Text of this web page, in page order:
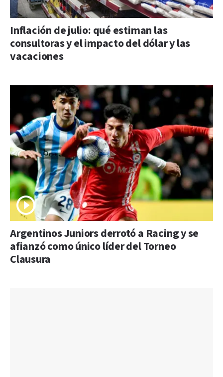
Inflación de julio: qué estiman las
consultoras y el impacto del dólar y las
vacaciones
Argentinos Juniors derrotó a Racing y se
afianzó como único líder del Torneo
Clausura